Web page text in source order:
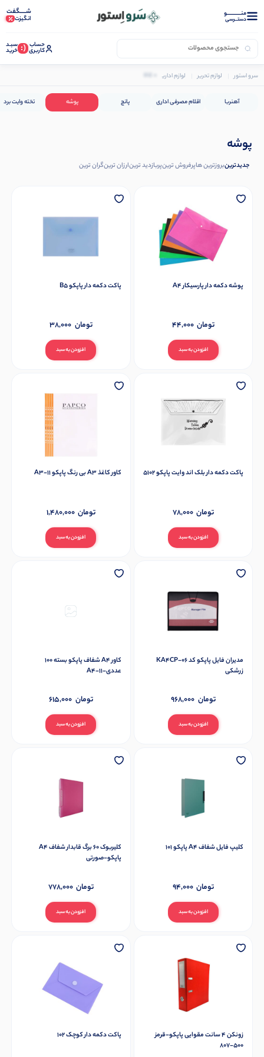
منــــــــــــو
دستــرسی
شـــــگفت
انگیزت
حساب
کاربری (: سبـد
خرید
سرو استور لوازم تحریر لوازم اداری پوشه
آهنربا اقلام مصرفی اداری پانچ پوشه تخته وایت برد
پوشه
جدیدترینبروزترین هاپرفروش ترینپربازدید ترینارزان ترینگران ترین
پوشه دکمه دار پارسیکار A4
افزودن به سبد
44,000 تومان
پاکت دکمه دار پاپکو B5
افزودن به سبد
38,000 تومان
پاکت دکمه دار بلک اند وایت پاپکو 5102
افزودن به سبد
78,000 تومان
کاور کاغذ A3 بی رنگ پاپکو 11-A3
افزودن به سبد
1,480,000 تومان
مدیران فایل پاپکو کد KA4CP-06
زرشکی
افزودن به سبد
968,000 تومان
کاور A4 شفاف پاپکو بسته 100
عددی-11-A4
افزودن به سبد
615,000 تومان
کلیپ فایل شفاف A4 پاپکو 101
افزودن به سبد
94,000 تومان
کلیربوک 60 برگ قابدار شفاف A4
پاپکو-صورتی
افزودن به سبد
778,000 تومان
زونکن 4 سانت مقوایی پاپکو-قرمز
500-807
پاکت دکمه دار کوچک 102